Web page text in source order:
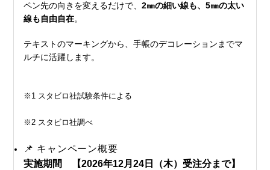
ペン先の向きを変えるだけで、2㎜の細い線も、5㎜の太い
線も自由自在。
テキストのマーキングから、手帳のデコレーションまでマ
ルチに活躍します。
※1 スタビロ社試験条件による
※2 スタビロ社調べ
📌 キャンペーン概要
実施期間 【2026年12月24日（木）受注分まで】